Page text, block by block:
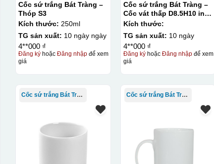
Cốc sứ trắng Bát Tràng –
Thóp S3
Kích thước: 250ml
TG sản xuất: 10 ngày ngày
4**000 ₫
Đăng kýhoặc Đăng nhậpđể xem
giá
Cốc sứ trắng Bát Tràng –
Cốc vát thấp D8.5H10 in
quanh cốc
Kích thước:
TG sản xuất: 10 ngày
4**000 ₫
Đăng ký hoặcĐăng nhập để xem
giá
Cốc sứ trắng Bát Tràng Cốc sứ trắng Bát Tràng